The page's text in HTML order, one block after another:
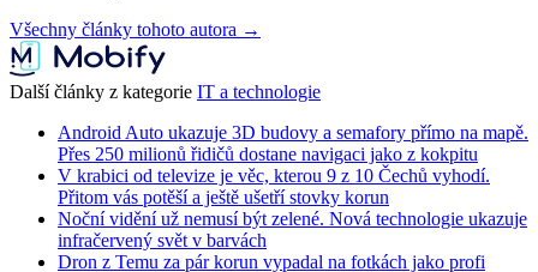
Všechny články tohoto autora →
Další články z kategorie IT a technologie
Android Auto ukazuje 3D budovy a semafory přímo na mapě.
Přes 250 milionů řidičů dostane navigaci jako z kokpitu
V krabici od televize je věc, kterou 9 z 10 Čechů vyhodí.
Přitom vás potěší a ještě ušetří stovky korun
Noční vidění už nemusí být zelené. Nová technologie ukazuje
infračervený svět v barvách
Dron z Temu za pár korun vypadal na fotkách jako profi